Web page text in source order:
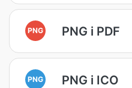
PNG PNG i PDF
PNG PNG i ICO